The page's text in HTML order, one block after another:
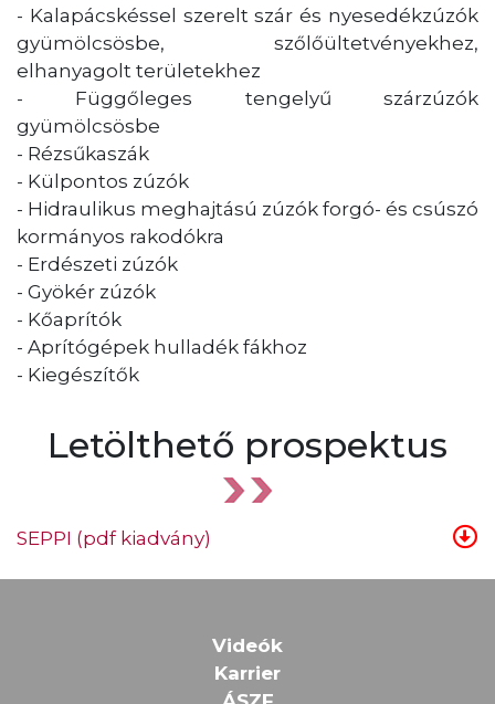
- Kalapácskéssel szerelt szár és nyesedékzúzók
gyümölcsösbe, szőlőültetvényekhez,
elhanyagolt területekhez
- Függőleges tengelyű szárzúzók
gyümölcsösbe
- Rézsűkaszák
- Külpontos zúzók
- Hidraulikus meghajtású zúzók forgó- és csúszó
kormányos rakodókra
- Erdészeti zúzók
- Gyökér zúzók
- Kőaprítók
- Aprítógépek hulladék fákhoz
- Kiegészítők
Letölthető prospektus
SEPPI (pdf kiadvány)
Videók
Karrier